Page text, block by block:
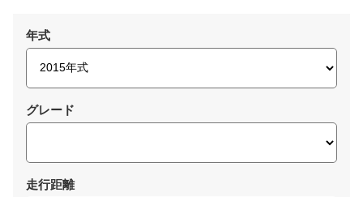
年式
グレード
走行距離